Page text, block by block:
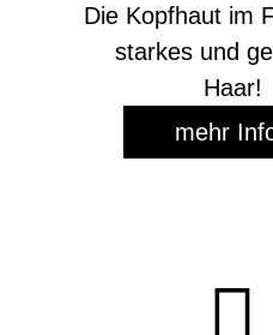
Die Kopfhaut im
starkes und
Haar!
mehr